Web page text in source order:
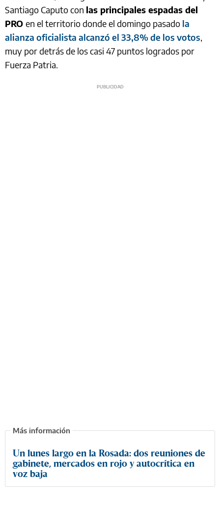
Santiago Caputo con las principales espadas del
PRO en el territorio donde el domingo pasado la
alianza oficialista alcanzó el 33,8% de los votos,
muy por detrás de los casi 47 puntos logrados por
Fuerza Patria.
Un lunes largo en la Rosada: dos reuniones de
gabinete, mercados en rojo y autocrítica en
voz baja